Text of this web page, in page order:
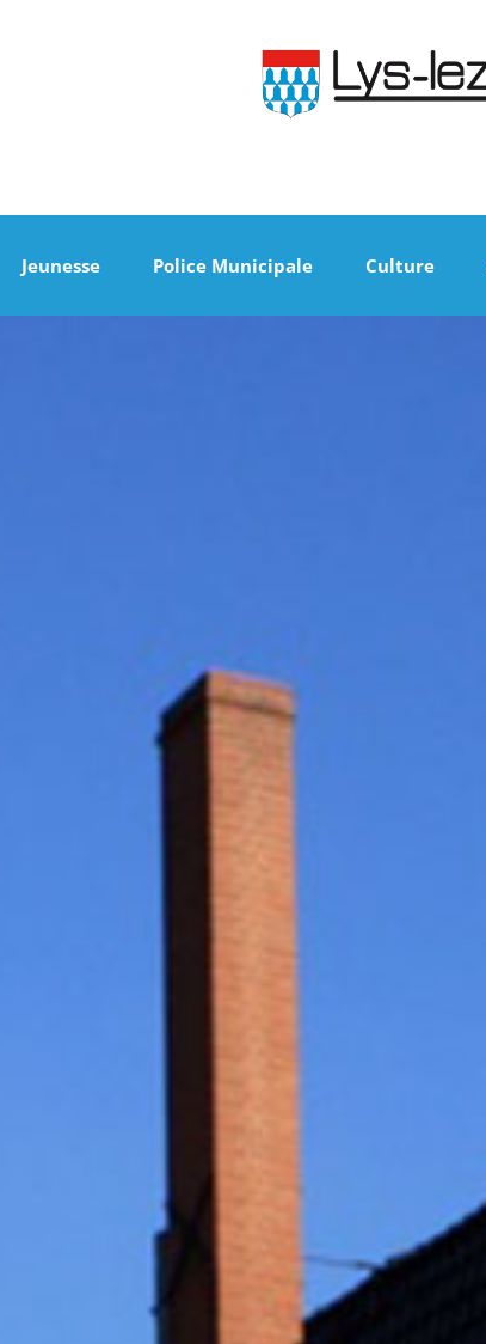
Jeunesse Police Municipale Culture